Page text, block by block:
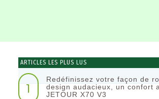
ARTICLES LES PLUS LUS
1
Redéfinissez votre façon de
design audacieux, un confort
JETOUR X70 V3